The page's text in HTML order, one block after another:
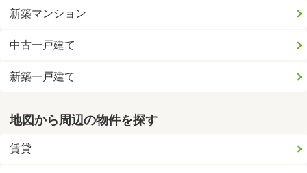
新築マンション
中古一戸建て
新築一戸建て
地図から周辺の物件を探す
賃貸